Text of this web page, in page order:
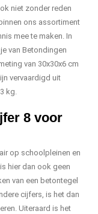
niet zonder reden
ons assortiment
mee te maken. In
van Betondingen
van 30x30x6 cm
vervaardigd uit
kg.
8 voor
op schoolpleinen en
hier dan ook geen
van een betontegel
cijfers, is het dan
Uiteraard is het